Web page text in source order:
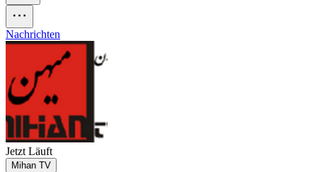
Nachrichten
Jetzt Läuft
Mihan TV